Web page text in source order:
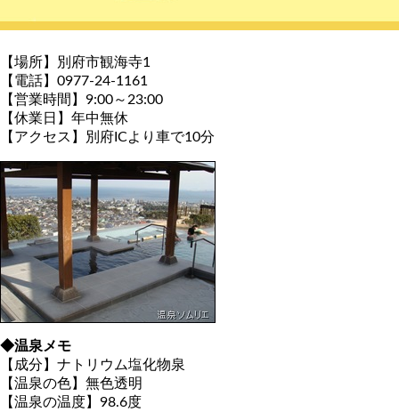
【場所】別府市観海寺1
【電話】0977-24-1161
【営業時間】9:00～23:00
【休業日】年中無休
【アクセス】別府ICより車で10分
◆温泉メモ
【成分】ナトリウム塩化物泉
【温泉の色】無色透明
【温泉の温度】98.6度